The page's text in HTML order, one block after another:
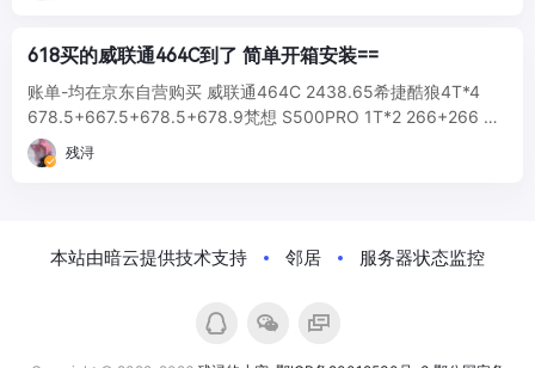
618买的威联通464C到了 简单开箱安装==
账单-均在京东自营购买 威联通464C 2438.65希捷酷狼4T*4
678.5+667.5+678.5+678.9梵想 S500PRO 1T*2 266+266 全
家福 ...
残浔
本站由暗云提供技术支持 邻居 服务器状态监控